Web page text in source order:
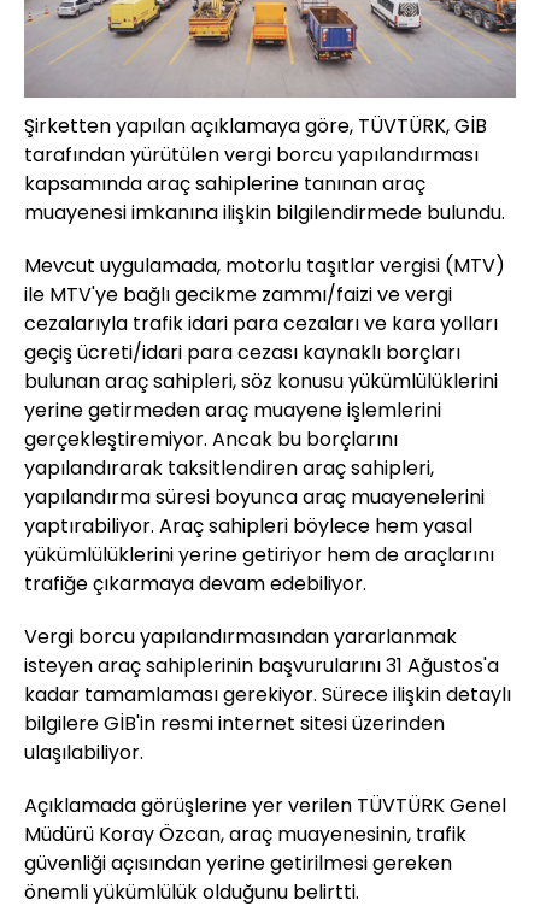
Şirketten yapılan açıklamaya göre, TÜVTÜRK, GİB
tarafından yürütülen vergi borcu yapılandırması
kapsamında araç sahiplerine tanınan araç
muayenesi imkanına ilişkin bilgilendirmede bulundu.
Mevcut uygulamada, motorlu taşıtlar vergisi (MTV)
ile MTV'ye bağlı gecikme zammı/faizi ve vergi
cezalarıyla trafik idari para cezaları ve kara yolları
geçiş ücreti/idari para cezası kaynaklı borçları
bulunan araç sahipleri, söz konusu yükümlülüklerini
yerine getirmeden araç muayene işlemlerini
gerçekleştiremiyor. Ancak bu borçlarını
yapılandırarak taksitlendiren araç sahipleri,
yapılandırma süresi boyunca araç muayenelerini
yaptırabiliyor. Araç sahipleri böylece hem yasal
yükümlülüklerini yerine getiriyor hem de araçlarını
trafiğe çıkarmaya devam edebiliyor.
Vergi borcu yapılandırmasından yararlanmak
isteyen araç sahiplerinin başvurularını 31 Ağustos'a
kadar tamamlaması gerekiyor. Sürece ilişkin detaylı
bilgilere GİB'in resmi internet sitesi üzerinden
ulaşılabiliyor.
Açıklamada görüşlerine yer verilen TÜVTÜRK Genel
Müdürü Koray Özcan, araç muayenesinin, trafik
güvenliği açısından yerine getirilmesi gereken
önemli yükümlülük olduğunu belirtti.